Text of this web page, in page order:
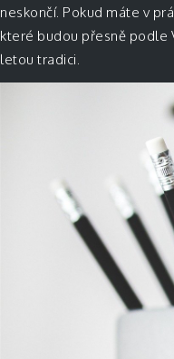
neskončí. Pokud máte v
které budou přesně podle
letou tradici.